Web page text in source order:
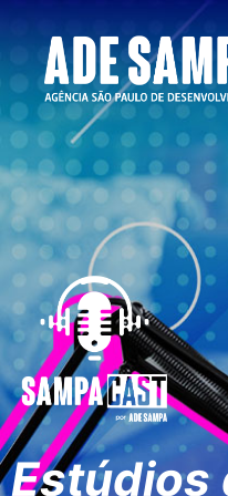
Estúdios